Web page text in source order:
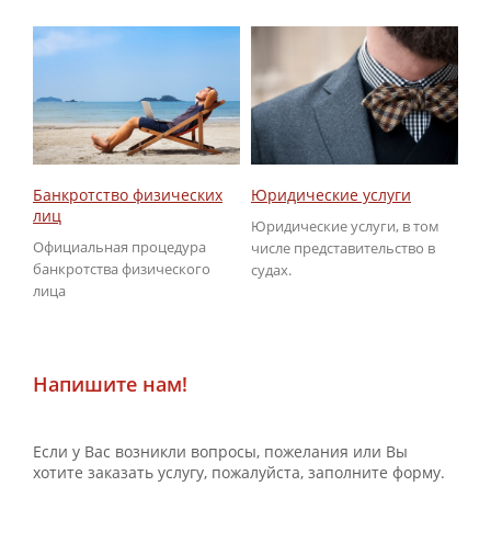
Банкротство физических
лиц
Официальная процедура
банкротства физического
лица
Юридические услуги
Юридические услуги, в том
числе представительство в
судах.
Напишите нам!
Если у Вас возникли вопросы, пожелания или Вы
хотите заказать услугу, пожалуйста, заполните форму.